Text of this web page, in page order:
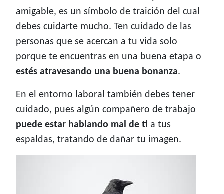
amigable, es un símbolo de traición del cual
debes cuidarte mucho. Ten cuidado de las
personas que se acercan a tu vida solo
porque te encuentras en una buena etapa o
estés atravesando una buena bonanza.
En el entorno laboral también debes tener
cuidado, pues algún compañero de trabajo
puede estar hablando mal de ti a tus
espaldas, tratando de dañar tu imagen.